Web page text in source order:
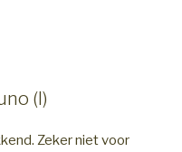
(I)
Zeker niet voor